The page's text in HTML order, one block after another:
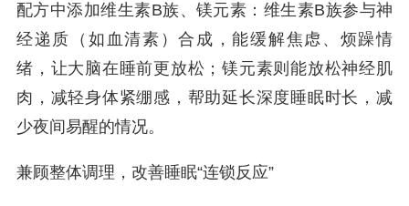
配方中添加维生素B族、镁元素：维生素B族参与神
经递质（如血清素）合成，能缓解焦虑、烦躁情
绪，让大脑在睡前更放松；镁元素则能放松神经肌
肉，减轻身体紧绷感，帮助延长深度睡眠时长，减
少夜间易醒的情况。
兼顾整体调理，改善睡眠“连锁反应”